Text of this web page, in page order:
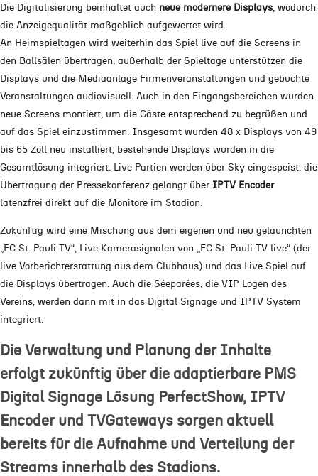
Die Digitalisierung beinhaltet auch neue modernere Displays, wodurch
die Anzeigequalität maßgeblich aufgewertet wird.
An Heimspieltagen wird weiterhin das Spiel live auf die Screens in
den Ballsälen übertragen, außerhalb der Spieltage unterstützen die
Displays und die Mediaanlage Firmenveranstaltungen und gebuchte
Veranstaltungen audiovisuell. Auch in den Eingangsbereichen wurden
neue Screens montiert, um die Gäste entsprechend zu begrüßen und
auf das Spiel einzustimmen. Insgesamt wurden 48 x Displays von 49
bis 65 Zoll neu installiert, bestehende Displays wurden in die
Gesamtlösung integriert. Live Partien werden über Sky eingespeist, die
Übertragung der Pressekonferenz gelangt über IPTV Encoder
latenzfrei direkt auf die Monitore im Stadion.
Zukünftig wird eine Mischung aus dem eigenen und neu gelaunchten
„FC St. Pauli TV“, Live Kamerasignalen von „FC St. Pauli TV live“ (der
live Vorberichterstattung aus dem Clubhaus) und das Live Spiel auf
die Displays übertragen. Auch die Séeparées, die VIP Logen des
Vereins, werden dann mit in das Digital Signage und IPTV System
integriert.
Die Verwaltung und Planung der Inhalte
erfolgt zukünftig über die adaptierbare PMS
Digital Signage Lösung PerfectShow, IPTV
Encoder und TVGateways sorgen aktuell
bereits für die Aufnahme und Verteilung der
Streams innerhalb des Stadions.